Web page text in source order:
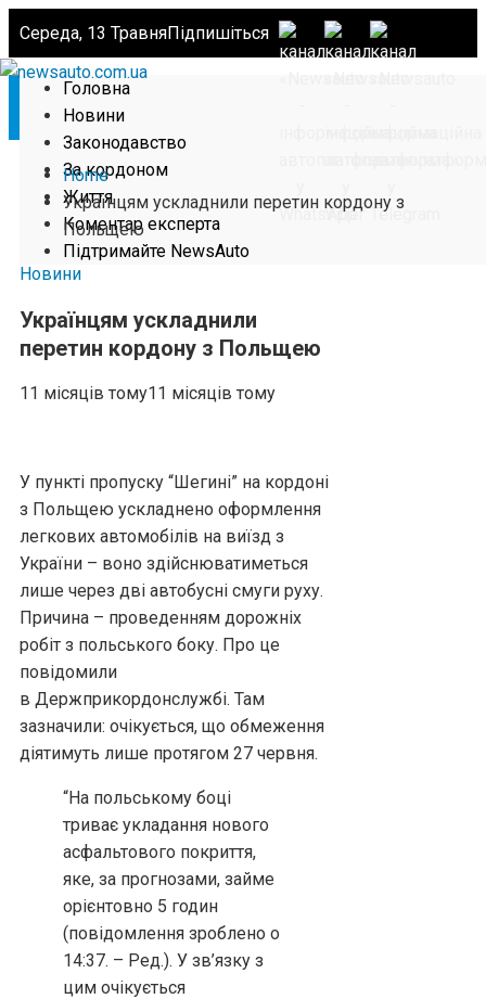
Середа, 13 ТравняПідпишіться
Головна
Новини
Законодавство
За кордоном
Життя
Коментар експерта
Підтримайте NewsAuto
Home
Українцям ускладнили перетин кордону з
Польщею
Новини
Українцям ускладнили
перетин кордону з Польщею
11 місяців тому11 місяців тому
У пункті пропуску “Шегині” на кордоні
з Польщею ускладнено оформлення
легкових автомобілів на виїзд з
України – воно здійснюватиметься
лише через дві автобусні смуги руху.
Причина – проведенням дорожніх
робіт з польського боку. Про це
повідомили
в Держприкордонслужбі. Там
зазначили: очікується, що обмеження
діятимуть лише протягом 27 червня.
“На польському боці
триває укладання нового
асфальтового покриття,
яке, за прогнозами, займе
орієнтовно 5 годин
(повідомлення зроблено о
14:37. – Ред.). У зв’язку з
цим очікується